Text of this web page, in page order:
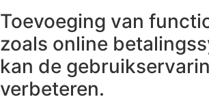
Toevoeging van
zoals online
kan de
verbeteren.